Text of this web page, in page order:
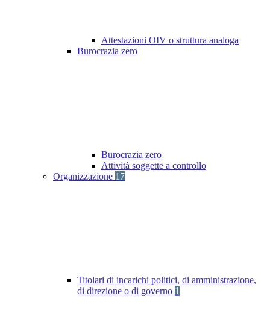
Attestazioni OIV o struttura analoga
Burocrazia zero
Burocrazia zero
Attività soggette a controllo
Organizzazione 17
Titolari di incarichi politici, di amministrazione,
di direzione o di governo 1